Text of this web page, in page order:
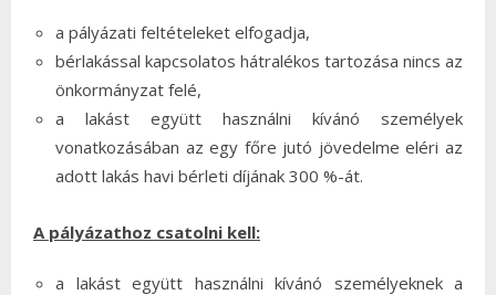
a pályázati feltételeket elfogadja,
bérlakással kapcsolatos hátralékos tartozása nincs az
önkormányzat felé,
a lakást együtt használni kívánó személyek
vonatkozásában az egy főre jutó jövedelme eléri az
adott lakás havi bérleti díjának 300 %-át.
A pályázathoz csatolni kell:
a lakást együtt használni kívánó személyeknek a